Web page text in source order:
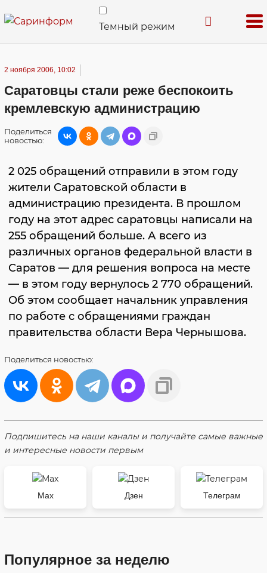
Темный режим
2 ноября 2006, 10:02
Саратовцы стали реже беспокоить
кремлевскую администрацию
Поделиться
новостью:
2 025 обращений отправили в этом году
жители Саратовской области в
администрацию президента. В прошлом
году на этот адрес саратовцы написали на
255 обращений больше. А всего из
различных органов федеральной власти в
Саратов — для решения вопроса на месте
— в этом году вернулось 2 770 обращений.
Об этом сообщает начальник управления
по работе с обращениями граждан
правительства области Вера Чернышова.
Поделиться новостью:
Подпишитесь на наши каналы и получайте самые важные
и интересные новости первым
Max Дзен Телеграм
Популярное за неделю